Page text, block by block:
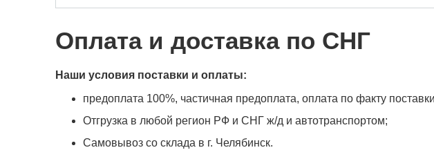
Оплата и доставка по СНГ
Наши условия поставки и оплаты:
предоплата 100%, частичная предоплата, оплата по факту
Отгрузка в любой регион РФ и СНГ ж/д и автотранспортом;
Самовывоз со склада в г. Челябинск.